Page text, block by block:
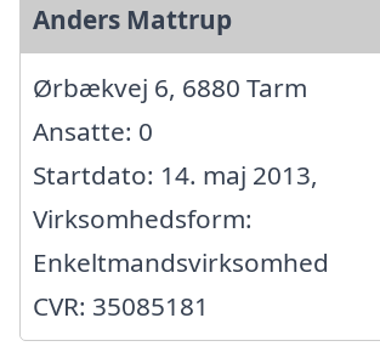
Anders Mattrup
Ørbækvej 6, 6880 Tarm
Ansatte: 0
Startdato: 14. maj 2013,
Virksomhedsform:
Enkeltmandsvirksomhed
CVR: 35085181